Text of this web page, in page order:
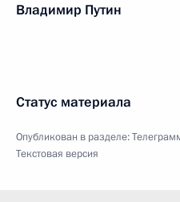
Владимир Путин
Статус материала
Опубликован в разделе:
Текстовая версия